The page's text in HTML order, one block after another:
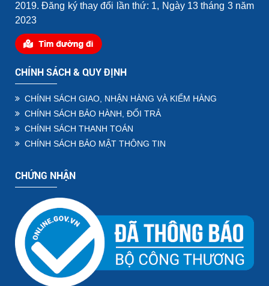
2019. Đăng ký thay đổi lần thứ: 1, Ngày 13 tháng 3 năm
2023
CHÍNH SÁCH & QUY ĐỊNH
CHÍNH SÁCH GIAO, NHẬN HÀNG VÀ KIỂM HÀNG
CHÍNH SÁCH BẢO HÀNH, ĐỔI TRẢ
CHÍNH SÁCH THANH TOÁN
CHÍNH SÁCH BẢO MẬT THÔNG TIN
CHỨNG NHẬN